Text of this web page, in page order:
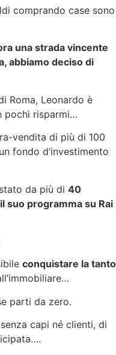
comprando case sono
una strada vincente
abbiamo deciso di
Roma, Leonardo è
pochi risparmi…
vendita di più di 100
fondo d’investimento
da più di 40
suo programma su Rai
conquistare la tanto
parti da zero.
capi né clienti, di